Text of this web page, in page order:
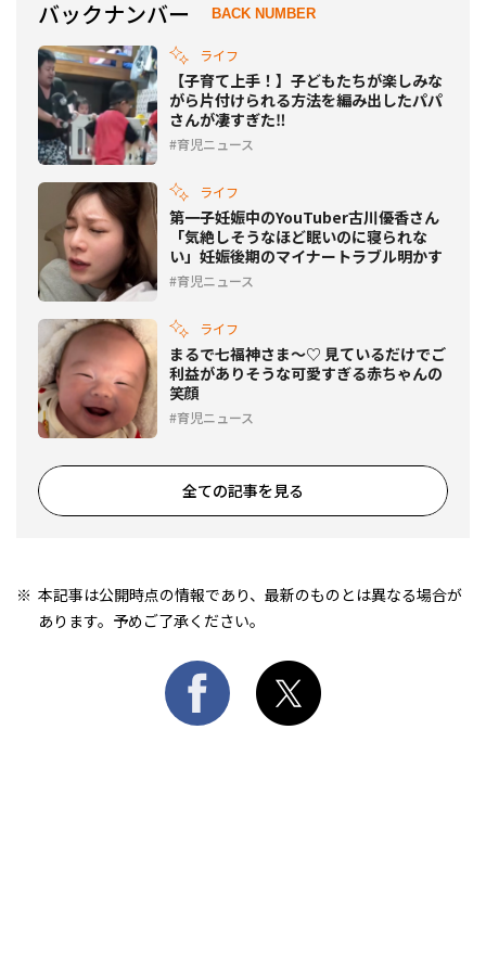
バックナンバー BACK NUMBER
ライフ
【子育て上手！】子どもたちが楽しみな
がら片付けられる方法を編み出したパパ
さんが凄すぎた‼
育児ニュース
ライフ
第一子妊娠中のYouTuber古川優香さん
「気絶しそうなほど眠いのに寝られな
い」妊娠後期のマイナートラブル明かす
育児ニュース
ライフ
まるで七福神さま～♡ 見ているだけでご
利益がありそうな可愛すぎる赤ちゃんの
笑顔
育児ニュース
全ての記事を見る
本記事は公開時点の情報であり、最新のものとは異なる場合が
あります。予めご了承ください。